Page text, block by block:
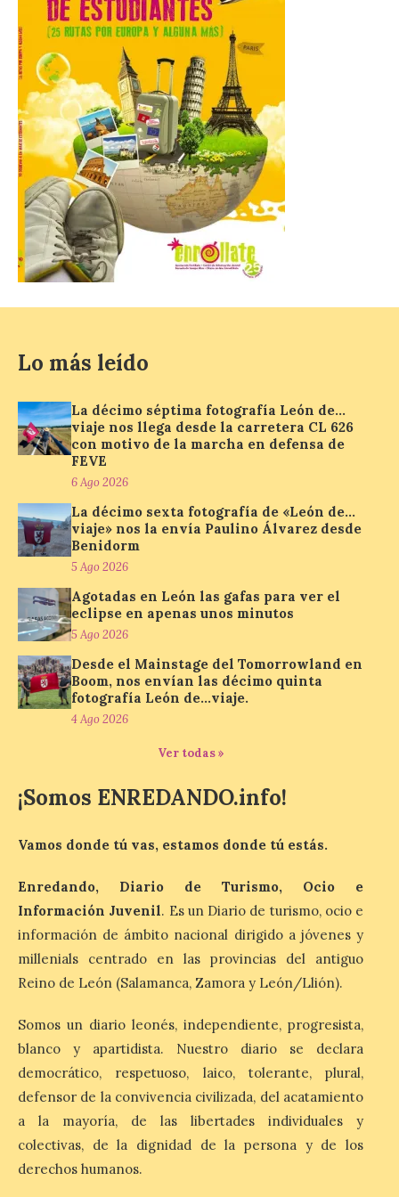
La novena campaña
arqueológica centrará sus
trabajos en el estudio de la
organización urbana y la
vida cotidiana del poblado
y contará con la participación de
estudiantes del grado en Historia. La
excavación se complementará con
actividades de divulgación abiertas […]
El Mercado Medieval abre
sus puertas en La Bañeza
con más de 60 puestos y
un amplio programa de
calendario de actividades
de animación dirigidas a
todos los públicos. La
Bañeza inauguró en la tarde de este
martes 4 de agosto una nueva edición de
su tradicional Mercado Medieval, que
hasta el próximo 6 […]
Un viaje a la Antigüedad:
el Museo del Prado
propone un recorrido por
obras de su Colección de
inspiración clásica
6 Ago 2026
Nolan. La pieza de vídeo
obras relacionadas con la
Antigüedad clásica, la mitología y los
evocador tema de La […]
Patrimonio Nacional
cancela la temporada de
fuentes de La Granja ante
la escasez de agua
6 Ago 2026
Esta medida afecta a los
de la Fuente Baños de
Diana previstos para los
días 8, 15 y 22 de agosto,
así como al encendido extraordinario del
día 25. La reserva de agua en el estanque
«El Mar», […]
Lo más leído
La décimo séptima fotografía León de…
viaje nos llega desde la carretera CL 626
con motivo de la marcha en defensa de
FEVE
6 Ago 2026
La décimo sexta fotografía de «León de…
viaje» nos la envía Paulino Álvarez desde
Benidorm
5 Ago 2026
Agotadas en León las gafas para ver el
eclipse en apenas unos minutos
5 Ago 2026
Desde el Mainstage del Tomorrowland en
Boom, nos envían las décimo quinta
fotografía León de…viaje.
4 Ago 2026
Ver todas »
¡Somos ENREDANDO.info!
Vamos donde tú vas, estamos donde tú estás.
Enredando, Diario de Turismo, Ocio e
Información Juvenil. Es un Diario de turismo, ocio e
información de ámbito nacional dirigido a jóvenes y
millenials centrado en las provincias del antiguo
Reino de León (Salamanca, Zamora y León/Llión).
Somos un diario leonés, independiente, progresista,
blanco y apartidista. Nuestro diario se declara
democrático, respetuoso, laico, tolerante, plural,
defensor de la convivencia civilizada, del acatamiento
a la mayoría, de las libertades individuales y
colectivas, de la dignidad de la persona y de los
derechos humanos.